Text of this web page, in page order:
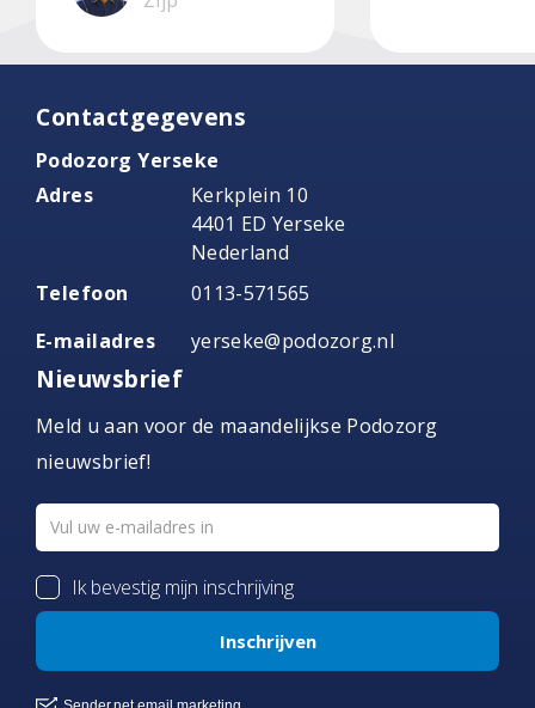
Contactgegevens
Podozorg Yerseke
Adres
Kerkplein 10
4401 ED Yerseke
Nederland
Telefoon
0113-571565
E-mailadres
yerseke@podozorg.nl
Nieuwsbrief
Meld u aan voor de maandelijkse Podozorg
nieuwsbrief!